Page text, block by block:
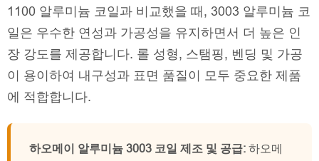
1100 알루미늄 코일과 비교했을 때, 3003 알루미늄 코
일은 우수한 연성과 가공성을 유지하면서 더 높은 인
장 강도를 제공합니다. 롤 성형, 스탬핑, 벤딩 및 가공
이 용이하여 내구성과 표면 품질이 모두 중요한 제품
에 적합합니다.
하오메이 알루미늄 3003 코일 제조 및 공급: 하오메